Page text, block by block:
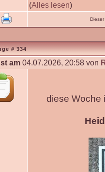
(Alles lesen)
# 334
am 04.07.2026, 20:58 von
diese Woche